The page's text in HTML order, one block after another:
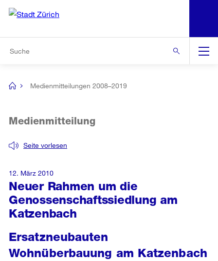
Navigation
[no
Medienmitteilungen 2008–2019
Neuer Rahmen um die
Genossenschaftssiedlung am
Katzenbach
Seite vorlesen
Medienmitteilung
Ersatzneubauten
Wohnüberbauung am Katzenbach
12. März 2010